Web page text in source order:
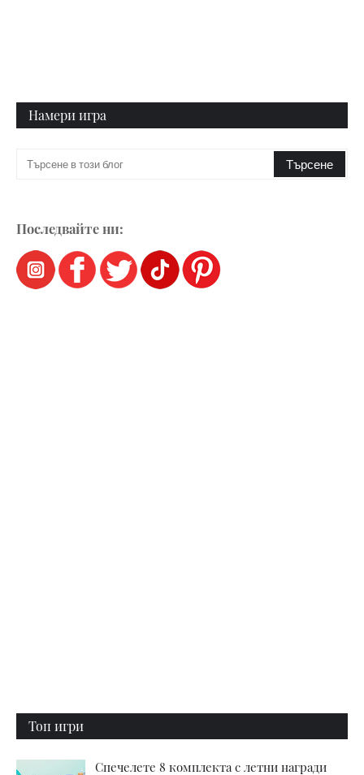
Намери игра
Последвайте ни:
Топ игри
Спечелете 8 комплекта с летни награди